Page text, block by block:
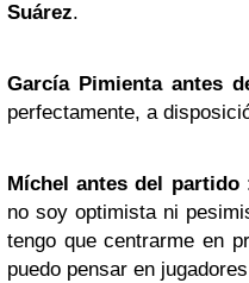
Suárez.
García Pimienta antes
perfectamente, a
Míchelantes del partido
no soy optimista ni
tengo que centrarme en
puedo pensar en